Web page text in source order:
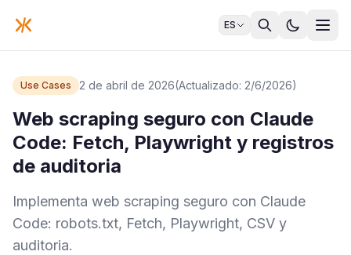
ES
Use Cases 2 de abril de 2026(Actualizado: 2/6/2026)
Web scraping seguro con Claude
Code: Fetch, Playwright y registros
de auditoria
Implementa web scraping seguro con Claude
Code: robots.txt, Fetch, Playwright, CSV y
auditoria.